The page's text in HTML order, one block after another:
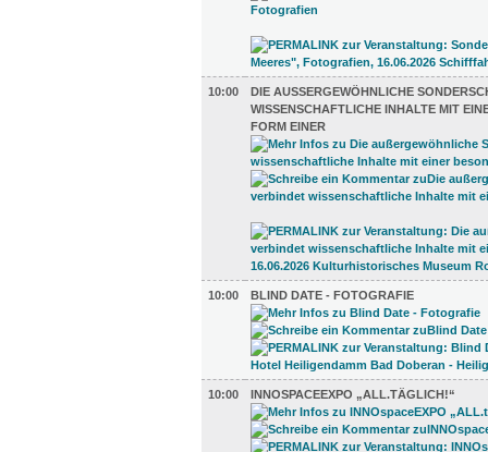
10:00
DIE AUSSERGEWÖHNLICHE
ISSENSCHAFTLICHE INHALTE MIT
ORM EINER
10:00 BLIND DATE - FOTOGRAFIE
10:00 INNOSPACEEXPO „ALL.TÄGLICH!“